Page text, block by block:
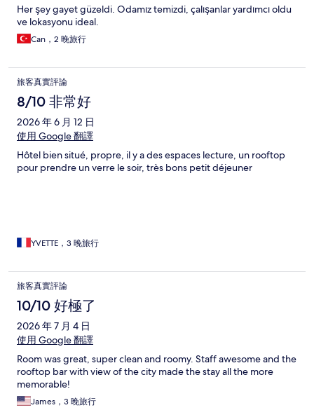
Her şey gayet güzeldi. Odamız temizdi, çalışanlar yardımcı oldu
ve lokasyonu ideal.
Can，2 晚旅行
旅客真實評論
8/10 非常好
2026 年 6 月 12 日
使用 Google 翻譯
Hôtel bien situé, propre, il y a des espaces lecture, un rooftop
pour prendre un verre le soir, très bons petit déjeuner
YVETTE，3 晚旅行
旅客真實評論
10/10 好極了
2026 年 7 月 4 日
使用 Google 翻譯
Room was great, super clean and roomy. Staff awesome and the
rooftop bar with view of the city made the stay all the more
memorable!
James，3 晚旅行